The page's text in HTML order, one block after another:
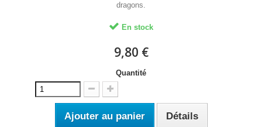
dragons.
En stock
9,80 €
Quantité
Ajouter au panier Détails